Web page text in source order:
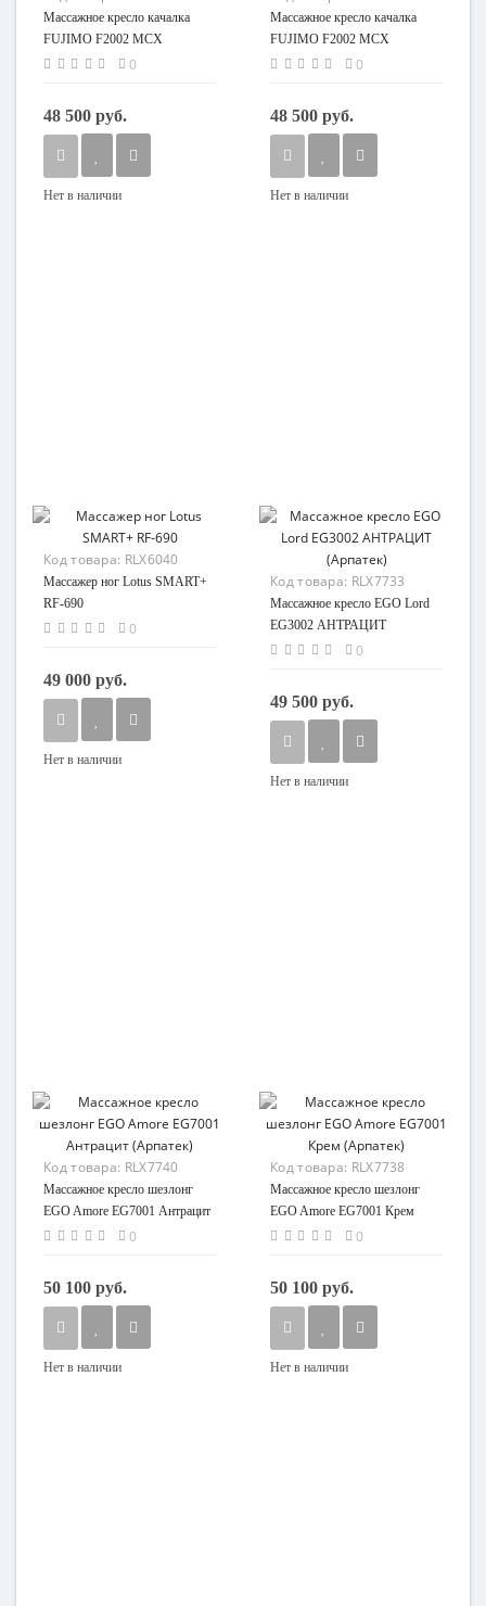
Массажное кресло качалка
FUJIMO F2002 МСX
Time2Chill Ivory (Tailor 2)
0
48 500 руб.
Нет в наличии
Массажное кресло качалка
FUJIMO F2002 МСX
Time2Chill Latte (Tailor 3)
0
48 500 руб.
Нет в наличии
Код товара: RLX6040
Массажер ног Lotus SMART+
RF-690
0
49 000 руб.
Нет в наличии
Код товара: RLX7733
Массажное кресло EGO Lord
EG3002 АНТРАЦИТ
(Арпатек)
0
49 500 руб.
Нет в наличии
Код товара: RLX7740
Массажное кресло шезлонг
EGO Amore EG7001 Антрацит
(Арпатек)
0
50 100 руб.
Нет в наличии
Код товара: RLX7738
Массажное кресло шезлонг
EGO Amore EG7001 Крем
(Арпатек)
0
50 100 руб.
Нет в наличии